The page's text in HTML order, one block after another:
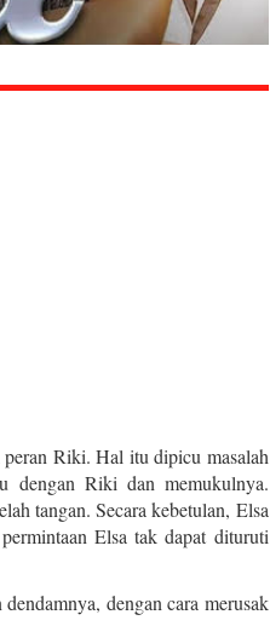
Riki. Hal itu dipicu masalah
dengan Riki dan memukulnya.
tangan. Secara kebetulan, Elsa
Elsa tak dapat dituruti
dengan cara merusak